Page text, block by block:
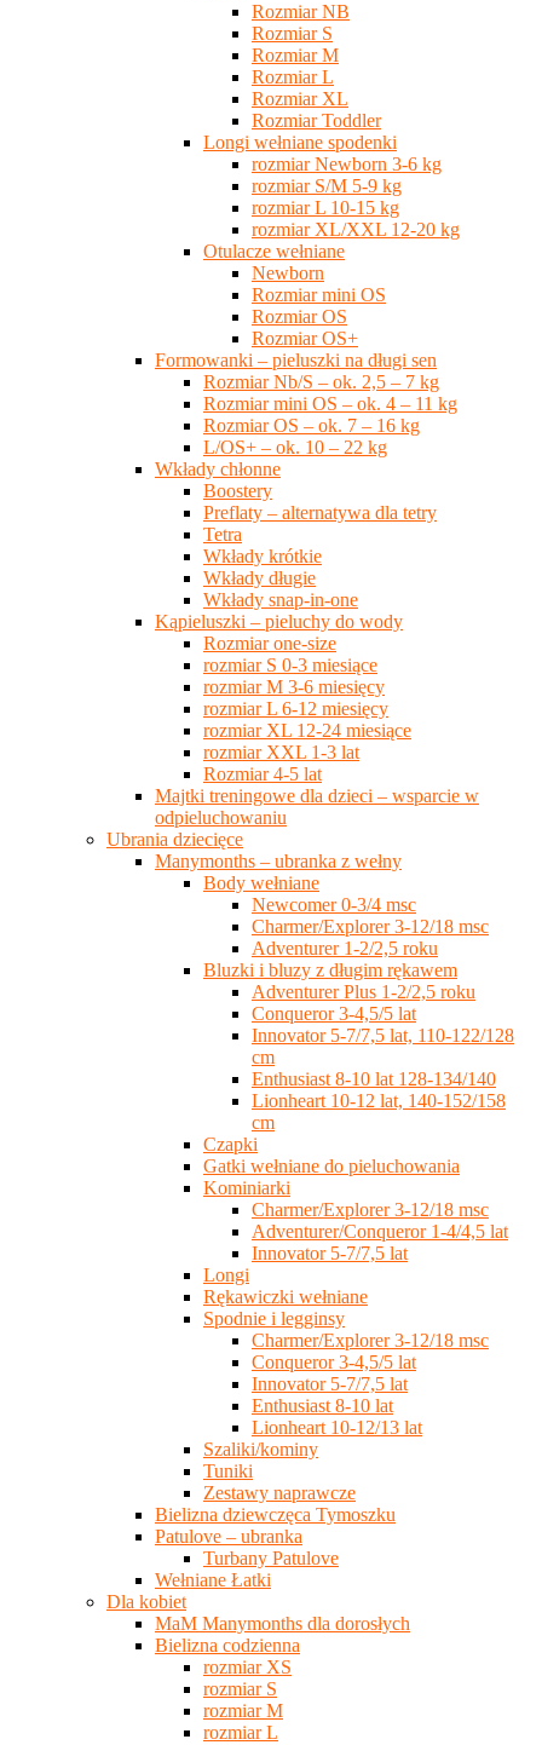
Rozmiar NB
Rozmiar S
Rozmiar M
Rozmiar L
Rozmiar XL
Rozmiar Toddler
Longi wełniane spodenki
rozmiar Newborn 3-6 kg
rozmiar S/M 5-9 kg
rozmiar L 10-15 kg
rozmiar XL/XXL 12-20 kg
Otulacze wełniane
Newborn
Rozmiar mini OS
Rozmiar OS
Rozmiar OS+
Formowanki – pieluszki na długi sen
Rozmiar Nb/S – ok. 2,5 – 7 kg
Rozmiar mini OS – ok. 4 – 11 kg
Rozmiar OS – ok. 7 – 16 kg
L/OS+ – ok. 10 – 22 kg
Wkłady chłonne
Boostery
Preflaty – alternatywa dla tetry
Tetra
Wkłady krótkie
Wkłady długie
Wkłady snap-in-one
Kąpieluszki – pieluchy do wody
Rozmiar one-size
rozmiar S 0-3 miesiące
rozmiar M 3-6 miesięcy
rozmiar L 6-12 miesięcy
rozmiar XL 12-24 miesiące
rozmiar XXL 1-3 lat
Rozmiar 4-5 lat
Majtki treningowe dla dzieci – wsparcie w
odpieluchowaniu
Ubrania dziecięce
Manymonths – ubranka z wełny
Body wełniane
Newcomer 0-3/4 msc
Charmer/Explorer 3-12/18 msc
Adventurer 1-2/2,5 roku
Bluzki i bluzy z długim rękawem
Adventurer Plus 1-2/2,5 roku
Conqueror 3-4,5/5 lat
Innovator 5-7/7,5 lat, 110-122/128
cm
Enthusiast 8-10 lat 128-134/140
Lionheart 10-12 lat, 140-152/158
cm
Czapki
Gatki wełniane do pieluchowania
Kominiarki
Charmer/Explorer 3-12/18 msc
Adventurer/Conqueror 1-4/4,5 lat
Innovator 5-7/7,5 lat
Longi
Rękawiczki wełniane
Spodnie i legginsy
Charmer/Explorer 3-12/18 msc
Conqueror 3-4,5/5 lat
Innovator 5-7/7,5 lat
Enthusiast 8-10 lat
Lionheart 10-12/13 lat
Szaliki/kominy
Tuniki
Zestawy naprawcze
Bielizna dziewczęca Tymoszku
Patulove – ubranka
Turbany Patulove
Wełniane Łatki
Dla kobiet
MaM Manymonths dla dorosłych
Bielizna codzienna
rozmiar XS
rozmiar S
rozmiar M
rozmiar L